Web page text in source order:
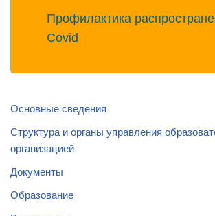
Профилактика
Covid
Основные сведения
Структура и органы управления
организацией
Документы
Образование